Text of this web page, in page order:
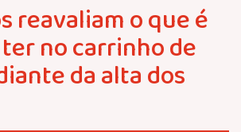
reavaliam o que é
no carrinho de
da alta dos